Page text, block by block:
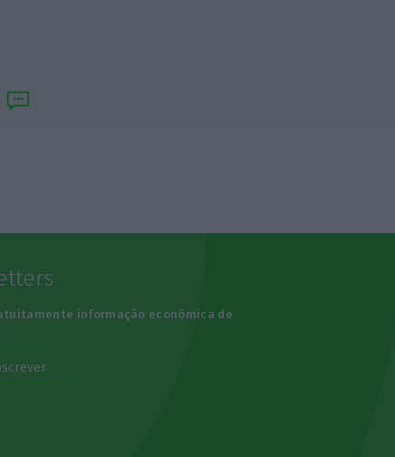
informação económica de